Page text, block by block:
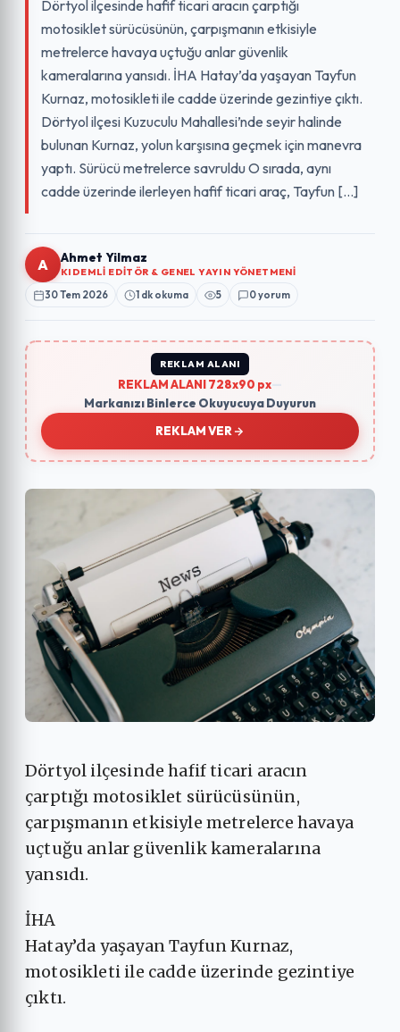
Dörtyol ilçesinde hafif ticari aracın çarptığı
motosiklet sürücüsünün, çarpışmanın etkisiyle
metrelerce havaya uçtuğu anlar güvenlik
kameralarına yansıdı. İHA Hatay’da yaşayan Tayfun
Kurnaz, motosikleti ile cadde üzerinde gezintiye çıktı.
Dörtyol ilçesi Kuzuculu Mahallesi’nde seyir halinde
bulunan Kurnaz, yolun karşısına geçmek için manevra
yaptı. Sürücü metrelerce savruldu O sırada, aynı
cadde üzerinde ilerleyen hafif ticari araç, Tayfun […]
A Ahmet Yilmaz
KIDEMLI EDITÖR & GENEL YAYIN YÖNETMENI
30 Tem 2026 1 dk okuma 5 0 yorum
REKLAM ALANI
REKLAM ALANI 728x90 px
Markanızı Binlerce Okuyucuya Duyurun
REKLAM VER
Dörtyol ilçesinde hafif ticari aracın
çarptığı motosiklet sürücüsünün,
çarpışmanın etkisiyle metrelerce havaya
uçtuğu anlar güvenlik kameralarına
yansıdı.
İHA
Hatay’da yaşayan Tayfun Kurnaz,
motosikleti ile cadde üzerinde gezintiye
çıktı.